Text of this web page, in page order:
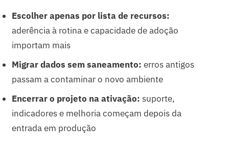
Escolher apenas por lista de recursos:
aderência à rotina e capacidade de adoção
importam mais
Migrar dados sem saneamento: erros antigos
passam a contaminar o novo ambiente
Encerrar o projeto na ativação: suporte,
indicadores e melhoria começam depois da
entrada em produção